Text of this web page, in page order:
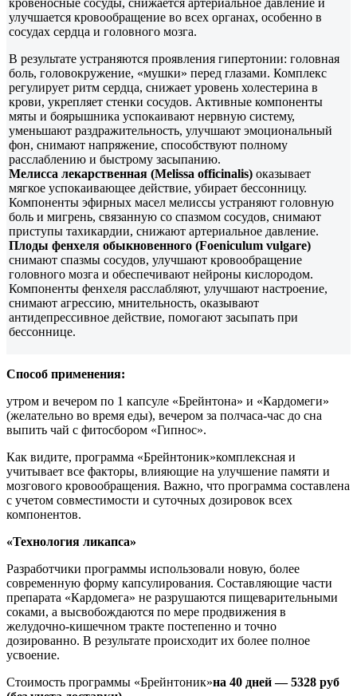
улучшается кровообращение во всех органах, особенно в
сосудах сердца и головного мозга.
В результате устраняются проявления гипертонии: головная
боль, головокружение, «мушки» перед глазами. Комплекс
регулирует ритм сердца, снижает уровень холестерина в
крови, укрепляет стенки сосудов. Активные компоненты
мяты и боярышника успокаивают нервную систему,
уменьшают раздражительность, улучшают эмоциональный
фон, снимают напряжение, способствуют полному
расслаблению и быстрому засыпанию.
Мелисса лекарственная (Melissa officinalis) оказывает
мягкое успокаивающее действие, убирает бессонницу.
Компоненты эфирных масел мелиссы устраняют головную
боль и мигрень, связанную со спазмом сосудов, снимают
приступы тахикардии, снижают артериальное давление.
Плоды фенхеля обыкновенного (Foeniculum vulgare)
снимают спазмы сосудов, улучшают кровообращение
головного мозга и обеспечивают нейроны кислородом.
Компоненты фенхеля расслабляют, улучшают настроение,
снимают агрессию, мнительность, оказывают
антидепрессивное действие, помогают засыпать при
бессоннице.
Способ применения:
утром и вечером по 1 капсуле «Брейнтона» и «Кардомеги»
(желательно во время еды), вечером за полчаса-час до сна
выпить чай с фитосбором «Гипнос».
Как видите, программа «Брейнтоник»комплексная и
учитывает все факторы, влияющие на улучшение памяти и
мозгового кровообращения. Важно, что программа составлена
с учетом совместимости и суточных дозировок всех
компонентов.
«Технология ликапса»
Разработчики программы использовали новую, более
современную форму капсулирования. Составляющие части
препарата «Кардомега» не разрушаются пищеварительными
соками, а высвобождаются по мере продвижения в
желудочно-кишечном тракте постепенно и точно
дозированно. В результате происходит их более полное
усвоение.
Стоимость программы «Брейнтоник»на 40 дней — 5328 руб